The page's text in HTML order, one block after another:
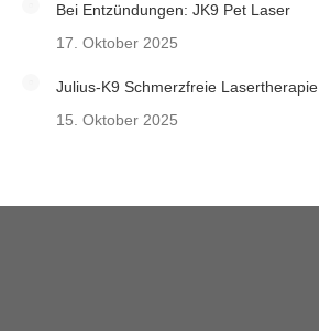
Bei Entzündungen: JK9 Pet Laser
17. Oktober 2025
Julius-K9 Schmerzfreie Lasertherapie
15. Oktober 2025